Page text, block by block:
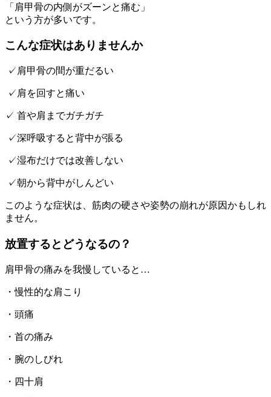
「肩甲骨の内側がズーンと痛む」
という方が多いです。
こんな症状はありませんか
✓肩甲骨の間が重だるい
✓肩を回すと痛い
✓ 首や肩までガチガチ
✓深呼吸すると背中が張る
✓湿布だけでは改善しない
✓朝から背中がしんどい
このような症状は、筋肉の硬さや姿勢の崩れが原因かもしれ
ません。
放置するとどうなるの？
肩甲骨の痛みを我慢していると…
・慢性的な肩こり
・頭痛
・首の痛み
・腕のしびれ
・四十肩